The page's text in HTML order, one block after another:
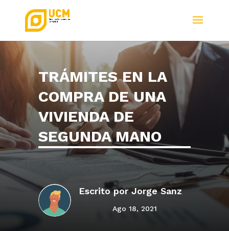
TRÁMITES EN LA
COMPRA DE UNA
VIVIENDA DE
SEGUNDA MANO
Escrito porJorge Sanz
Ago 18, 2021